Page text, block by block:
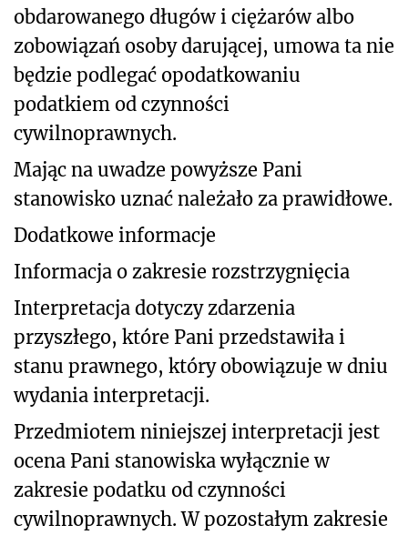
obdarowanego długów i ciężarów albo
zobowiązań osoby darującej, umowa ta nie
będzie podlegać opodatkowaniu
podatkiem od czynności
cywilnoprawnych.
Mając na uwadze powyższe Pani
stanowisko uznać należało za prawidłowe.
Dodatkowe informacje
Informacja o zakresie rozstrzygnięcia
Interpretacja dotyczy zdarzenia
przyszłego, które Pani przedstawiła i
stanu prawnego, który obowiązuje w dniu
wydania interpretacji.
Przedmiotem niniejszej interpretacji jest
ocena Pani stanowiska wyłącznie w
zakresie podatku od czynności
cywilnoprawnych. W pozostałym zakresie